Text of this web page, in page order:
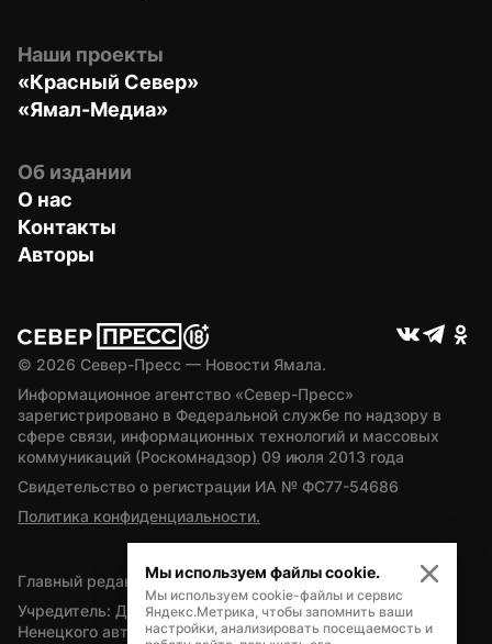
Наши проекты
«Красный Север»
«Ямал-Медиа»
Об издании
О нас
Контакты
Авторы
© 2026 Север-Пресс — Новости Ямала.
Информационное агентство «Север-Пресс»
зарегистрировано в Федеральной службе по надзору в
сфере связи, информационных технологий и массовых
коммуникаций (Роскомнадзор) 09 июля 2013 года
Свидетельство о регистрации ИА № ФС77-54686
Политика конфиденциальности.
Главный редактор — А.Л. Поздеев
Учредитель: Департамент внутренней политики Ямало-
Ненецкого автономного округа
Мы используем файлы cookie.
Мы используем cookie-файлы и сервис
Яндекс.Метрика, чтобы запомнить ваши
настройки, анализировать посещаемость и